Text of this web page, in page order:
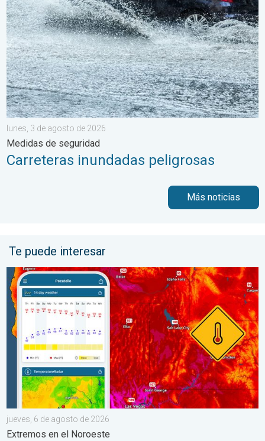
lunes, 3 de agosto de 2026
Medidas de seguridad
Carreteras inundadas peligrosas
Más noticias
Te puede interesar
Salto de 50 grados Fahrenheit. Extremos en el Noroeste. . .
jueves, 6 de agosto de 2026
Extremos en el Noroeste